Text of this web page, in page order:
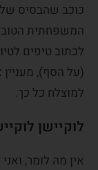
כוכב שהבסיס
המשפחתית
לכתוב טיפים
(על הסף),
למוצלח כל כך.
לוקיישן
אין מה לומר,